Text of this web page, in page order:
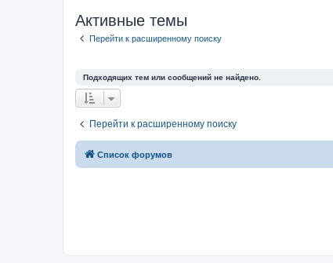
Активные темы
Перейти к расширенному поиску
Подходящих тем или сообщений не найдено.
Перейти к расширенному поиску
Список форумов